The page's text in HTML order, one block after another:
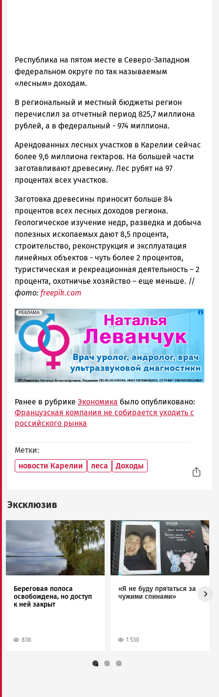
Республика на пятом месте в Северо-Западном
федеральном округе по так называемым
«лесным» доходам.
В региональный и местный бюджеты регион
перечислил за отчетный период 825,7 миллиона
рублей, а в федеральный - 974 миллиона.
Арендованных лесных участков в Карелии сейчас
более 9,6 миллиона гектаров. На большей части
заготавливают древесину. Лес рубят на 97
процентах всех участков.
Заготовка древесины приносит больше 84
процентов всех лесных доходов региона.
Геологическое изучение недр, разведка и добыча
полезных ископаемых дают 8,5 процента,
строительство, реконструкция и эксплуатация
линейных объектов - чуть более 2 процентов,
туристическая и рекреационная деятельность – 2
процента, охотничье хозяйство – еще меньше. //
фото: freepik.com
erid: 2SDnjek5YUa
РЕКЛАМА
Реклама
Ранее в рубрике Экономика было опубликовано:
Французская компания не собирается уходить с
российского рынка
Метки
новости Карелии
леса Доходы
Эксклюзив
Береговая полоса
освобождена, но доступ
к ней закрыт
838
Image
«Я не буду прятаться за
чужими спинами»
1 530